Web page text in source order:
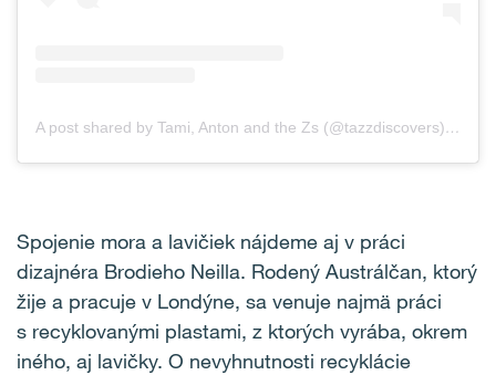
A post shared by Tami, Anton and the Zs (@tazzdiscovers)
on
Spojenie mora a lavičiek nájdeme aj v práci
dizajnéra Brodieho Neilla. Rodený Austrálčan, ktorý
žije a pracuje v Londýne, sa venuje najmä práci
s recyklovanými plastami, z ktorých vyrába, okrem
iného, aj lavičky. O nevyhnutnosti recyklácie